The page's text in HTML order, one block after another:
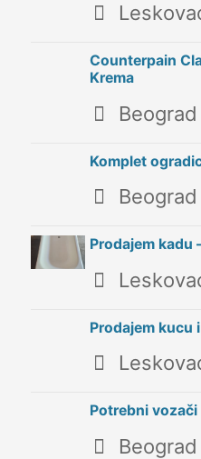
Counterpain
Krema
Beograd
Komplet
Beograd
Prodajem kadu
Prodajem kucu
Potrebni
Beograd